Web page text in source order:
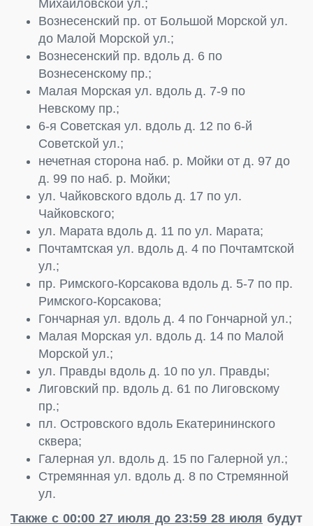
Михайловской ул.;
Вознесенский пр. от Большой Морской ул.
до Малой Морской ул.;
Вознесенский пр. вдоль д. 6 по
Вознесенскому пр.;
Малая Морская ул. вдоль д. 7-9 по
Невскому пр.;
6-я Советская ул. вдоль д. 12 по 6-й
Советской ул.;
нечетная сторона наб. р. Мойки от д. 97 до
д. 99 по наб. р. Мойки;
ул. Чайковского вдоль д. 17 по ул.
Чайковского;
ул. Марата вдоль д. 11 по ул. Марата;
Почтамтская ул. вдоль д. 4 по Почтамтской
ул.;
пр. Римского-Корсакова вдоль д. 5-7 по пр.
Римского-Корсакова;
Гончарная ул. вдоль д. 4 по Гончарной ул.;
Малая Морская ул. вдоль д. 14 по Малой
Морской ул.;
ул. Правды вдоль д. 10 по ул. Правды;
Лиговский пр. вдоль д. 61 по Лиговскому
пр.;
пл. Островского вдоль Екатерининского
сквера;
Галерная ул. вдоль д. 15 по Галерной ул.;
Стремянная ул. вдоль д. 8 по Стремянной
ул.
Также с 00:00 27 июля до 23:59 28 июля будут